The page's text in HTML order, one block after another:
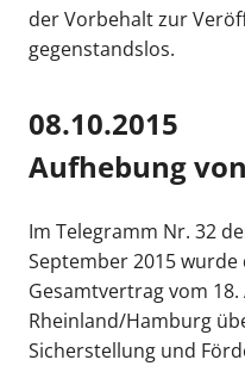
der Vorbehalt zur
gegenstandslos.
08.10.2015
Aufhebung
Im Telegramm Nr. 32
September 2015
Gesamtvertrag vom
Rheinland/Hamburg
Sicherstellung und